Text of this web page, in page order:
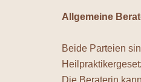
Allgemeine
Beide Parteien
Die Beraterin